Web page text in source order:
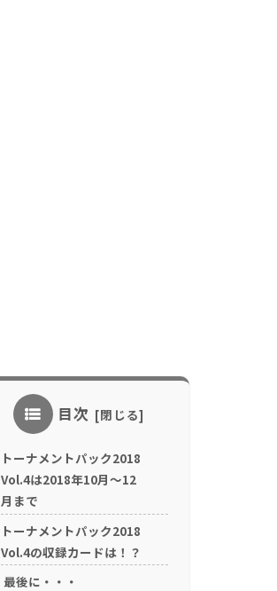
目次
トーナメントパック2018
Vol.4は2018年10月～12
月まで
トーナメントパック2018
Vol.4の収録カードは！？
最後に・・・